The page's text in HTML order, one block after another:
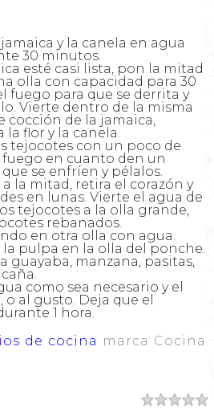
y la canela en agua
30 minutos.
esté casi lista, pon la mitad
olla con capacidad para 30
fuego para que se derrita y
Vierte dentro de la misma
cocción de la jamaica,
la flor y la canela.
tejocotes con un poco de
fuego en cuanto den un
se enfríen y pélalos.
la mitad, retira el corazón y
en lunas. Vierte el agua de
tejocotes a la olla grande,
rebanados.
en otra olla con agua.
la pulpa en la olla del ponche.
guayaba, manzana, pasitas,
como sea necesario y el
o al gusto. Deja que el
1 hora.
de cocina marca Cocina